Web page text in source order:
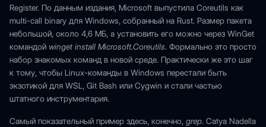
Register. По данным издания, Microsoft выпустила Coreutils как
multi-call binary для Windows, собранный на Rust. Размер пакета
небольшой, около 4,6 МБ, а установить его можно через WinGet
командой winget install Microsoft.Coreutils. Формально это просто
набор знакомых команд в новой среде. Практически же это шаг
к тому, чтобы Linux-команды в Windows перестали быть
экзотикой для WSL, Git Bash или Cygwin и стали частью
штатного инструментария.
Самый показательный пример здесь, конечно, grep. Сatya Nadella